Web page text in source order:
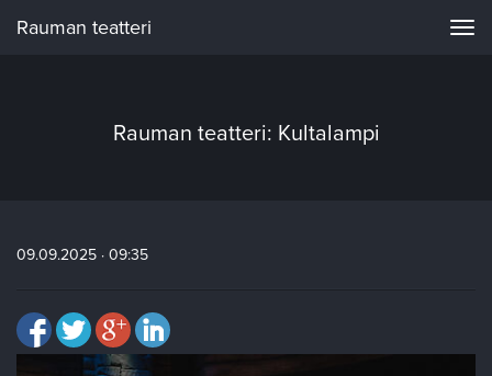
Rauman teatteri
Rauman teatteri: Kultalampi
09.09.2025 · 09:35